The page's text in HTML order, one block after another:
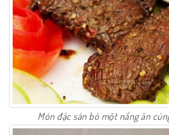
Món đặc sản bò một nắng ăn